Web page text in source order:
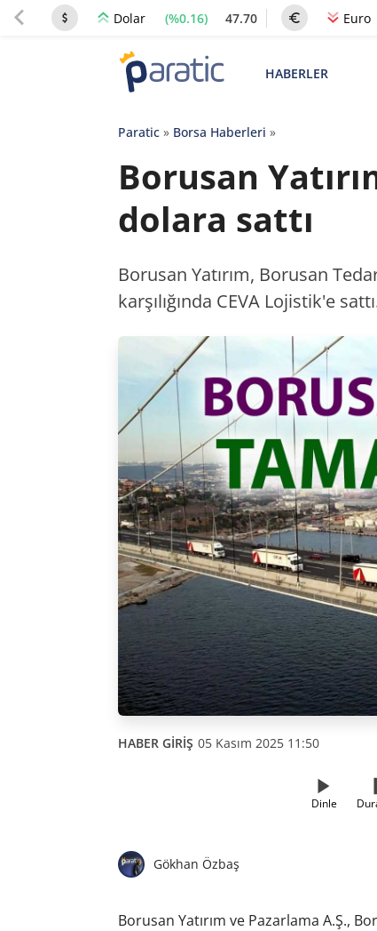
Dolar (%0.16) 47.70 Euro
HABERLER
Paratic» Borsa Haberleri »
Borusan
dolara sattı
Borusan Yatırım, Borusan
karşılığında CEVA Lojistik'e
HABER GİRİŞ 05 Kasım 2025 11:50
Dinle
Gökhan Özbaş
Borusan Yatırım ve Pazarlama A.Ş.,